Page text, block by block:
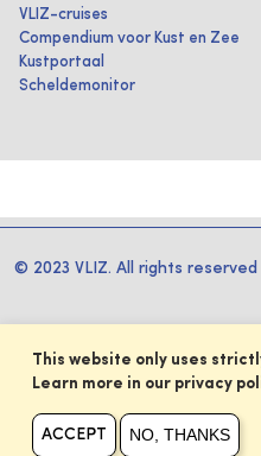
VLIZ-cruises
Compendium voor Kust en Zee
Kustportaal
Scheldemonitor
© 2023 VLIZ. All rights reserved
This website only uses
Learn more in our privacy
ACCEPT NO, THANKS